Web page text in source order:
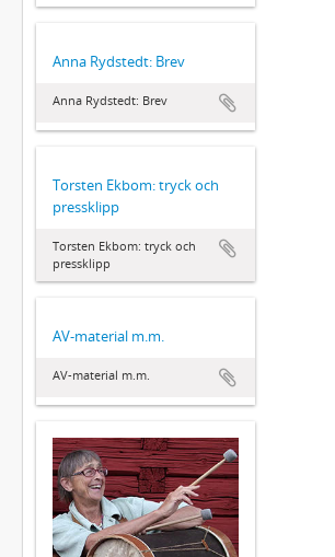
Anna Rydstedt: Brev
Anna Rydstedt: Brev
Torsten Ekbom: tryck och
pressklipp
Torsten Ekbom: tryck och
pressklipp
AV-material m.m.
AV-material m.m.